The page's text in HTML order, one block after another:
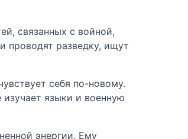
связанных с войной,
проводят разведку, ищут
себя по-новому.
языки и военную
энергии. Ему